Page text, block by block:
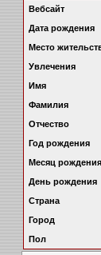
Вебсайт
Дата рождения
Место
Увлечения
Имя
Фамилия
Отчество
Год рождения
Месяц рождения
День рождения
Страна
Город
Пол